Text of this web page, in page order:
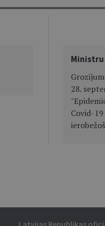
Ministru
28.
Covid-
Latvijas Republikas